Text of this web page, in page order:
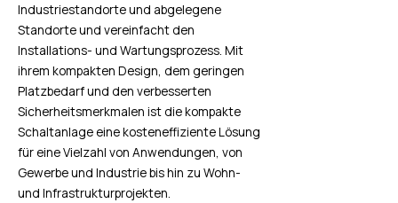
Industriestandorte und abgelegene
Standorte und vereinfacht den
Installations- und Wartungsprozess. Mit
ihrem kompakten Design, dem geringen
Platzbedarf und den verbesserten
Sicherheitsmerkmalen ist die kompakte
Schaltanlage eine kosteneffiziente Lösung
für eine Vielzahl von Anwendungen, von
Gewerbe und Industrie bis hin zu Wohn-
und Infrastrukturprojekten.